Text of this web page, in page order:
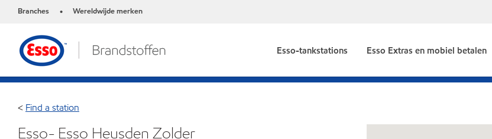
Branches • Wereldwijde merken
Esso-tankstations Esso Extras en mobiel betalen
< Find a station
Esso- Esso Heusden Zolder